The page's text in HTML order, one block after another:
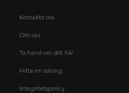
Kontakta oss
Om oss
Ta hand om ditt hår
Hitta en salong
Integritetspolicy